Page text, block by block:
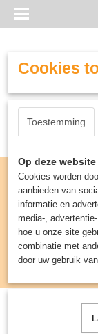
Inloggen
Spellen
Cookies
Toestemming
Op deze
Cookies worden
aanbieden van
informatie en
media-,
hoe u onze site
combinatie met
door uw gebruik